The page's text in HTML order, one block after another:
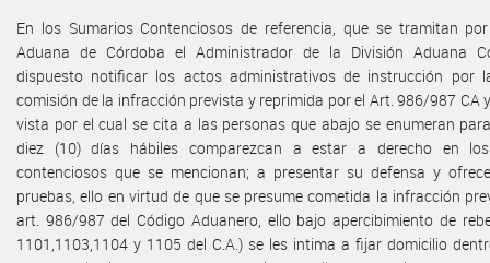
En los Sumarios Contenciosos de referencia, que se tramitan
Aduana de Córdoba el Administrador de la División Aduana
dispuesto notificar los actos administrativos de instrucción por
comisión de la infracción prevista y reprimida por el Art. 986/987 CA
vista por el cual se cita a las personas que abajo se enumeran
diez (10) días hábiles comparezcan a estar a derecho en
contenciosos que se mencionan; a presentar su defensa y
pruebas, ello en virtud de que se presume cometida la infracción
art. 986/987 del Código Aduanero, ello bajo apercibimiento de
1101,1103,1104 y 1105 del C.A.) se les intima a fijar domicilio